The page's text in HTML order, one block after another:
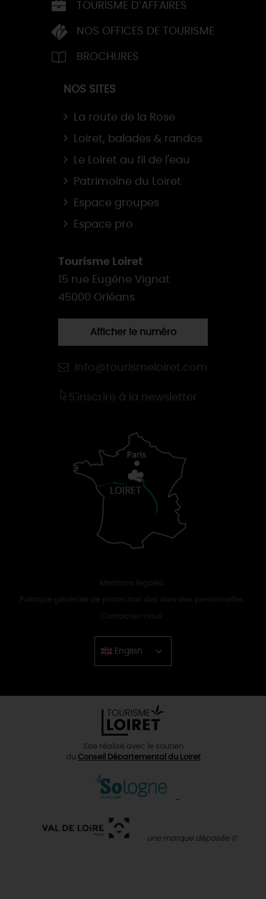
TOURISME D’AFFAIRES
NOS OFFICES DE TOURISME
BROCHURES
NOS SITES
La route de la Rose
Loiret, balades & randos
Le Loiret au fil de l'eau
Patrimoine du Loiret
Espace groupes
Espace pro
Tourisme Loiret
15 rue Eugène Vignat
45000 Orléans
Afficher le numéro
info@tourismeloiret.com
S'inscrire à la newsletter
Mentions légales
Politique générale de protection des données personnelles
Contactez-nous
English
Chinese
Site réalisé avec le soutien
du Conseil Départemental du Loiret
une marque déposée ©